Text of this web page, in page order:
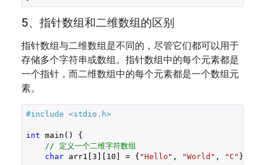
5、指针数组和二维数组的区别
指针数组与二维数组是不同的，尽管它们都可以用于
存储多个字符串或数组。指针数组中的每个元素都是
一个指针，而二维数组中的每个元素都是一个数组元
素。
#include <stdio.h>
int main() {
// 定义一个二维字符数组
char arr1[3 ][ 10 ] = { "Hello" , "World" , "C" };